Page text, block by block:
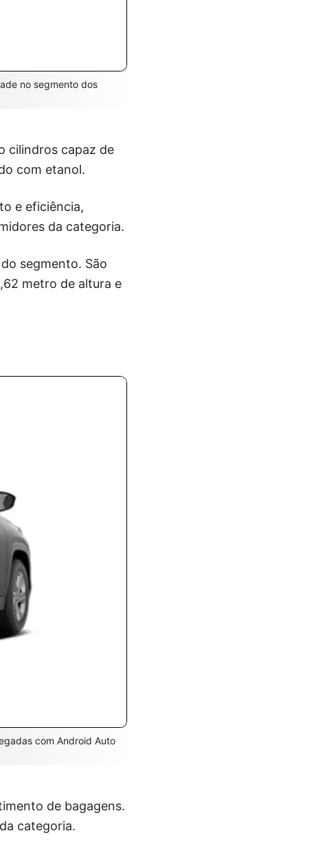
no segmento dos
cilindros capaz de
com etanol.
e eficiência,
da categoria.
segmento. São
metro de altura e
com Android Auto
de bagagens.
categoria.